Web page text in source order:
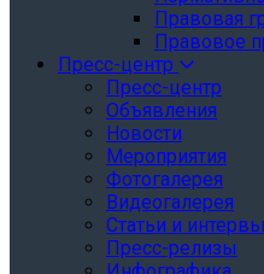
Правовая
Правовое
Пресс-центр
Пресс-центр
Объявления
Новости
Мероприятия
Фотогалерея
Видеогалерея
Статьи и
Пресс-релизы